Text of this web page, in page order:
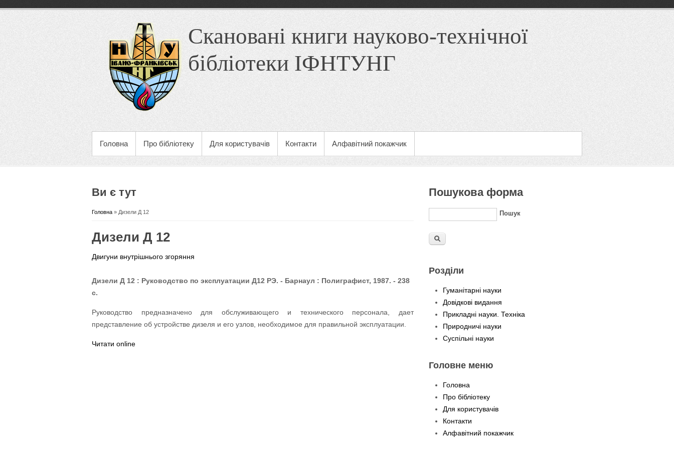
Скановані книги науково-технічної
бібліотеки ІФНТУНГ
Головна Про бібліотеку Для користувачів Контакти Алфавітний покажчик
Ви є тут
Головна » Дизели Д 12
Дизели Д 12
Двигуни внутрішнього згоряння
Дизели Д 12 : Руководство по эксплуатации Д12 РЭ. - Барнаул : Полиграфист, 1987. - 238
с.
Руководство предназначено для обслуживающего и технического персонала, дает
представление об устройстве дизеля и его узлов, необходимое для правильной эксплуатации.
Читати online
Пошукова форма
Пошук
Розділи
Гуманітарні науки
Довідкові видання
Прикладні науки. Техніка
Природничі науки
Суспільні науки
Головне меню
Головна
Про бібліотеку
Для користувачів
Контакти
Алфавітний покажчик